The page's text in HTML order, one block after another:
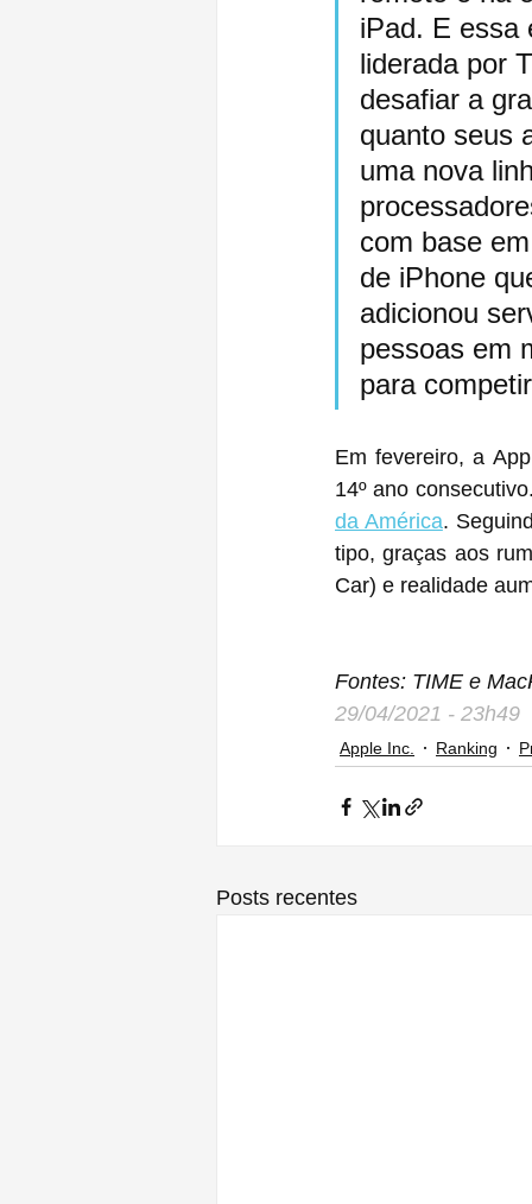
iPad. E essa
liderada por
desafiar a
quanto seus
uma nova
com base
de iPhone
adicionou
pessoas em
para
Em fevereiro, a
14º ano
da América.
tipo, graças aos
Car) e realidade
Fontes: TIME e
29/04/2021 - 23h49
Apple Inc. Ranking
Posts recentes